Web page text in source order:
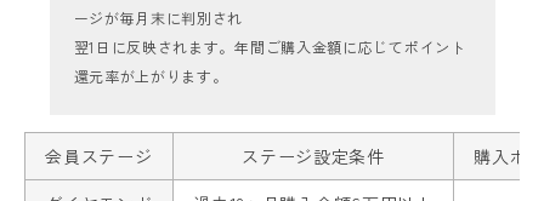
レディースボトムス
ージが毎月末に判別され
翌1日に反映されます。年間ご購入金額に応じてポイント
還元率が上がります。
会員ステージ ステージ設定条件
購入ポ